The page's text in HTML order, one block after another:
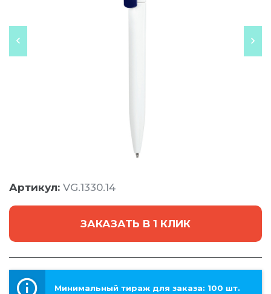
Артикул: VG.1330.14
ЗАКАЗАТЬ В 1 КЛИК
Минимальный тираж для заказа: 100 шт.